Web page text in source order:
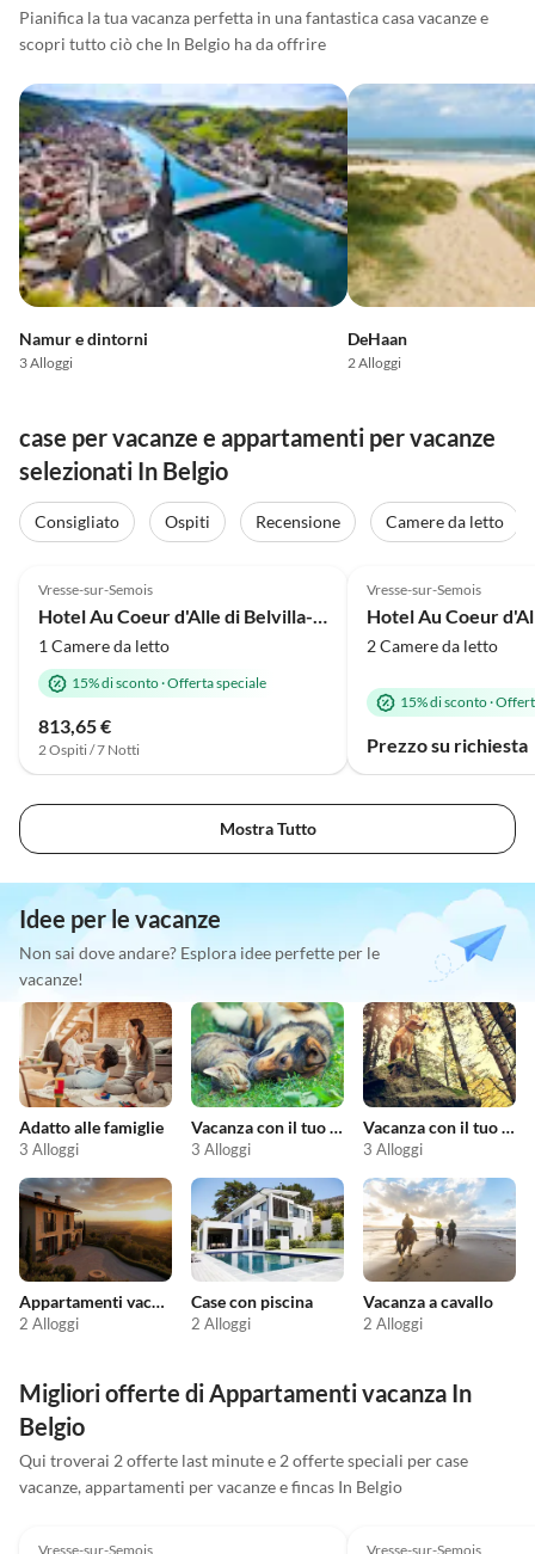
Pianifica la tua vacanza perfetta in una fantastica casa vacanze e
scopri tutto ciò che In Belgio ha da offrire
Namur e dintorni
3 Alloggi
DeHaan
2 Alloggi
case per vacanze e appartamenti per vacanze
selezionati In Belgio
Consigliato Ospiti Recensione
Camere da letto
Vresse-sur-Semois
1 Camere da letto
15% di sconto·Offerta speciale
813,65 €
2 Ospiti / 7 Notti
Vresse-sur-Semois
2 Camere da letto
15% di sconto·
Prezzo su richiesta
Mostra Tutto
Idee per le vacanze
Non sai dove andare? Esplora idee perfette per le
vacanze!
Adatto alle famiglie
3 Alloggi
Vacanza con il tuo animale domestico
3 Alloggi
Vacanza con il tuo cane
3 Alloggi
Appartamenti vacanze economici
2 Alloggi
Case con piscina
2 Alloggi
Vacanza a cavallo
2 Alloggi
Migliori offerte di Appartamenti vacanza In
Belgio
Qui troverai 2 offerte last minute e 2 offerte speciali per case
vacanze, appartamenti per vacanze e fincas In Belgio
Vresse-sur-Semois Vresse-sur-Semois